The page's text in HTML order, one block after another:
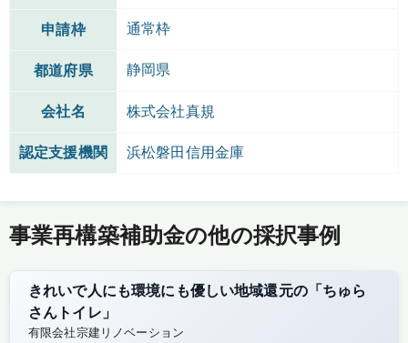
申請枠 通常枠
都道府県 静岡県
会社名 株式会社真規
認定支援機関 浜松磐田信用金庫
事業再構築補助金の他の採択事例
きれいで人にも環境にも優しい地域還元の「ちゅら
さんトイレ」
有限会社宗建リノベーション